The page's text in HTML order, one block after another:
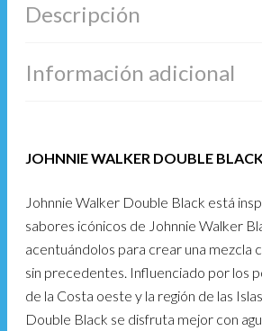
Descripción
Información adicional
JOHNNIE WALKER DOUBLE
Johnnie Walker Double Black está
sabores icónicos de Johnnie Walker
acentuándolos para crear una mezcla
sin precedentes. Influenciado por los
de la Costa oeste y la región de las
Double Black se disfruta mejor con